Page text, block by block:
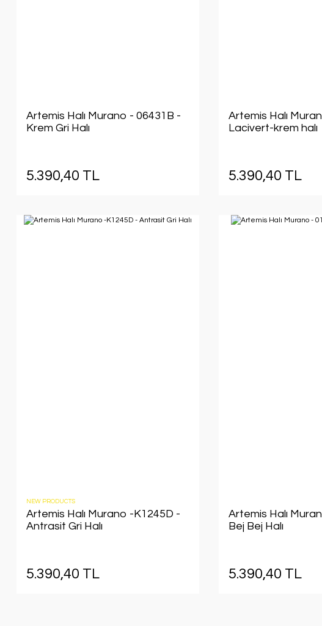
Artemis Halı Murano - 06431B -
Krem Gri Halı
5.390,40 TL
Artemis Halı
Lacivert-krem halı
5.390,40 TL
NEW PRODUCTS
Artemis Halı Murano -K1245D -
Antrasit Gri Halı
5.390,40 TL
Artemis Halı
Bej Bej Halı
5.390,40 TL